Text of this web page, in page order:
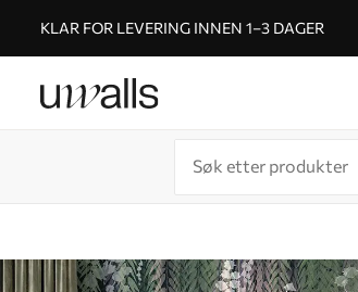
KLAR FOR LEVERING INNEN 1–3 DAGER